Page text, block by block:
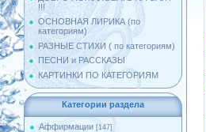
!!!
ОСНОВНАЯ ЛИРИКА (по
категориям)
РАЗНЫЕ СТИХИ ( по категориям)
ПЕСНИ и РАССКАЗЫ
КАРТИНКИ ПО КАТЕГОРИЯМ
Категории раздела
Аффирмации [147]